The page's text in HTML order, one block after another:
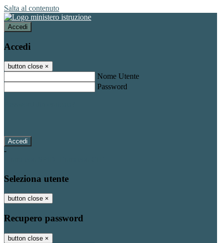
Salta al contenuto
Accedi
Accedi
button close ×
Nome Utente
Password
-
Seleziona utente
button close ×
Recupero password
button close ×